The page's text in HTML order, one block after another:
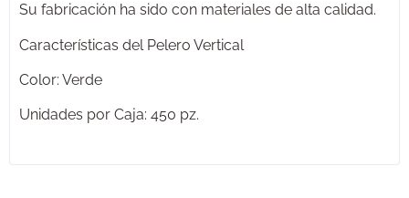
Su fabricación ha sido con materiales de alta calidad.
Características del Pelero Vertical
Color: Verde
Unidades por Caja: 450 pz.